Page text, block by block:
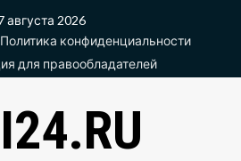
августа 2026
Политика конфиденциальности
для правообладателей